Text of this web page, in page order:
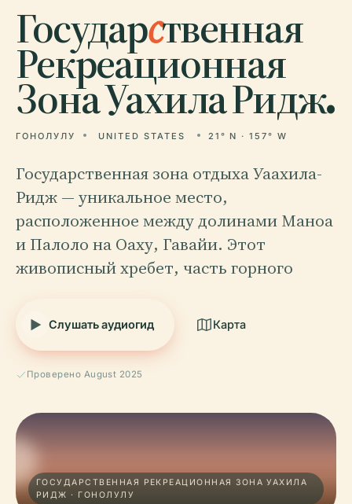
Государственная
Рекреационная
Зона Уахила Ридж.
ГОНОЛУЛУ UNITED STATES 21° N · 157° W
Государственная зона отдыха Уаахила-
Ридж — уникальное место,
расположенное между долинами Маноа
и Палоло на Оаху, Гавайи. Этот
живописный хребет, часть горного
Слушать аудиогид Карта
Проверено August 2025
ГОСУДАРСТВЕННАЯ РЕКРЕАЦИОННАЯ ЗОНА УАХИЛА
РИДЖ · ГОНОЛУЛУ